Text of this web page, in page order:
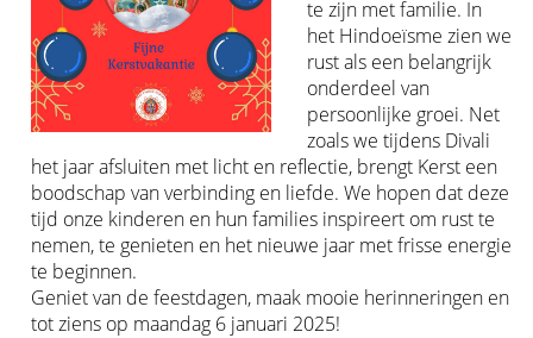
te zijn met familie. In
het Hindoeïsme zien we
rust als een belangrijk
onderdeel van
persoonlijke groei. Net
zoals we tijdens Divali
het jaar afsluiten met licht en reflectie, brengt Kerst een
boodschap van verbinding en liefde. We hopen dat deze
tijd onze kinderen en hun families inspireert om rust te
nemen, te genieten en het nieuwe jaar met frisse energie
te beginnen.
Geniet van de feestdagen, maak mooie herinneringen en
tot ziens op maandag 6 januari 2025!